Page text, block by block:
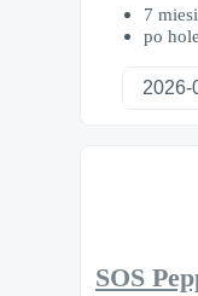
7
po
SOS